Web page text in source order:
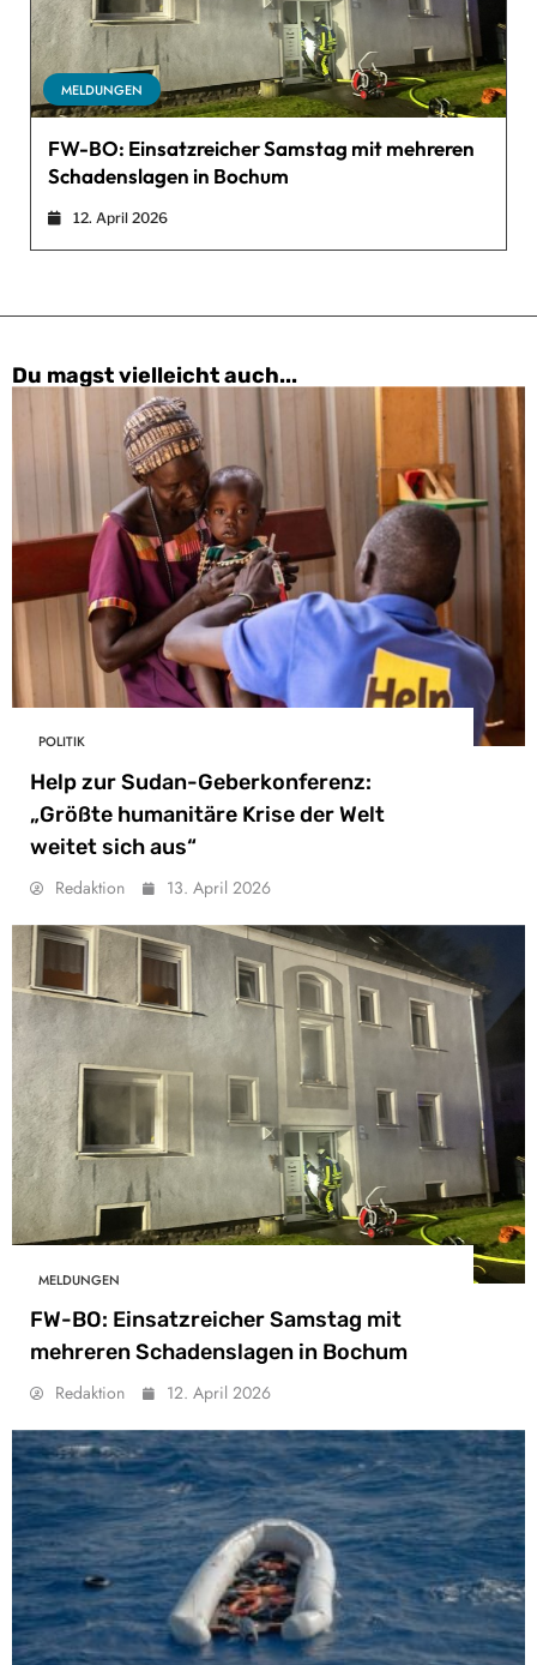
MELDUNGEN
FW-BO: Einsatzreicher Samstag mit mehreren
Schadenslagen in Bochum
12. April 2026
Du magst vielleicht auch...
POLITIK
Help zur Sudan-Geberkonferenz:
„Größte humanitäre Krise der Welt
weitet sich aus“
Redaktion 13. April 2026
MELDUNGEN
FW-BO: Einsatzreicher Samstag mit
mehreren Schadenslagen in Bochum
Redaktion 12. April 2026